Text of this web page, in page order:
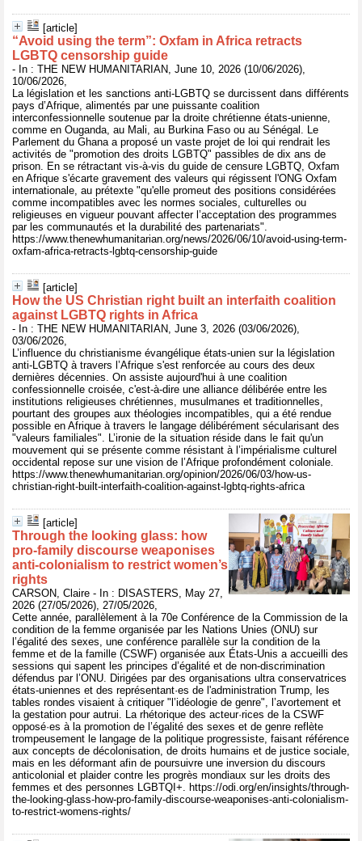
[article]
“Avoid using the term”: Oxfam in Africa retracts
LGBTQ censorship guide
- In : THE NEW HUMANITARIAN, June 10, 2026 (10/06/2026),
10/06/2026,
La législation et les sanctions anti-LGBTQ se durcissent dans différents
pays d’Afrique, alimentés par une puissante coalition
interconfessionnelle soutenue par la droite chrétienne états-unienne,
comme en Ouganda, au Mali, au Burkina Faso ou au Sénégal. Le
Parlement du Ghana a proposé un vaste projet de loi qui rendrait les
activités de "promotion des droits LGBTQ" passibles de dix ans de
prison. En se rétractant vis-à-vis du guide de censure LGBTQ, Oxfam
en Afrique s'écarte gravement des valeurs qui régissent l'ONG Oxfam
internationale, au prétexte "qu'elle promeut des positions considérées
comme incompatibles avec les normes sociales, culturelles ou
religieuses en vigueur pouvant affecter l’acceptation des programmes
par les communautés et la durabilité des partenariats".
https://www.thenewhumanitarian.org/news/2026/06/10/avoid-using-term-
oxfam-africa-retracts-lgbtq-censorship-guide
[article]
How the US Christian right built an interfaith coalition
against LGBTQ rights in Africa
- In : THE NEW HUMANITARIAN, June 3, 2026 (03/06/2026),
03/06/2026,
L’influence du christianisme évangélique états-unien sur la législation
anti-LGBTQ à travers l’Afrique s'est renforcée au cours des deux
dernières décennies. On assiste aujourd'hui à une coalition
confessionnelle croisée, c'est-à-dire une alliance délibérée entre les
institutions religieuses chrétiennes, musulmanes et traditionnelles,
pourtant des groupes aux théologies incompatibles, qui a été rendue
possible en Afrique à travers le langage délibérément sécularisant des
"valeurs familiales". L’ironie de la situation réside dans le fait qu'un
mouvement qui se présente comme résistant à l’impérialisme culturel
occidental repose sur une vision de l’Afrique profondément coloniale.
https://www.thenewhumanitarian.org/opinion/2026/06/03/how-us-
christian-right-built-interfaith-coalition-against-lgbtq-rights-africa
[article]
Through the looking glass: how
pro-family discourse weaponises
anti-colonialism to restrict women’s
rights
CARSON, Claire - In : DISASTERS, May 27,
2026 (27/05/2026), 27/05/2026,
Cette année, parallèlement à la 70e Conférence de la Commission de la
condition de la femme organisée par les Nations Unies (ONU) sur
l’égalité des sexes, une conférence parallèle sur la condition de la
femme et de la famille (CSWF) organisée aux États-Unis a accueilli des
sessions qui sapent les principes d’égalité et de non-discrimination
défendus par l’ONU. Dirigées par des organisations ultra conservatrices
états-uniennes et des représentant·es de l'administration Trump, les
tables rondes visaient à critiquer "l’idéologie de genre", l’avortement et
la gestation pour autrui. La rhétorique des acteur·rices de la CSWF
opposé·es à la promotion de l’égalité des sexes et de genre reflète
trompeusement le langage de la politique progressiste, faisant référence
aux concepts de décolonisation, de droits humains et de justice sociale,
mais en les déformant afin de poursuivre une inversion du discours
anticolonial et plaider contre les progrès mondiaux sur les droits des
femmes et des personnes LGBTQI+. https://odi.org/en/insights/through-
the-looking-glass-how-pro-family-discourse-weaponises-anti-colonialism-
to-restrict-womens-rights/